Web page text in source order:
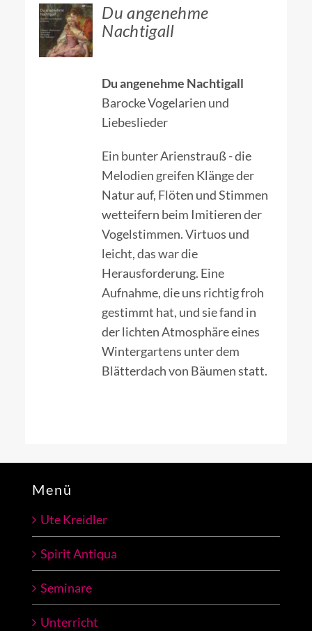
ZUM
HÄNDLER
/
DETAILS
Du angenehme
Nachtigall
Du angenehme Nachtigall
Barocke Vogelarien und
Liebeslieder
Ein bunter Arienstrauß - die
Melodien greifen Klänge der
Natur auf, Flöten und Stimmen
wetteifern beim Imitieren der
Vogelstimmen. Virtuos und
leicht, das war die
Herausforderung. Eine
Aufnahme, die uns richtig froh
gestimmt hat, und sie fand in
der lichten Atmosphäre eines
Wintergartens unter dem
Blätterdach von Bäumen statt.
Menü
Ute Kreidler
Spirit Antiqua
Seminare
Unterricht